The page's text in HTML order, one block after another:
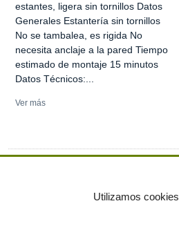
estantes, ligera sin tornillos Datos
Generales Estantería sin tornillos
No se tambalea, es rigida No
necesita anclaje a la pared Tiempo
estimado de montaje 15 minutos
Datos Técnicos:...
Ver más
©
Utilizamos